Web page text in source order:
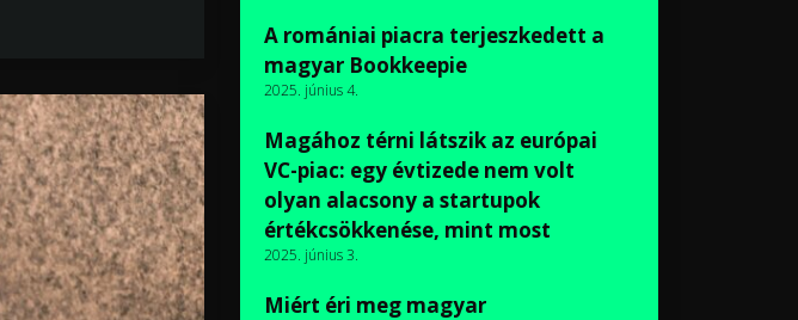
A romániai piacra terjeszkedett a
magyar Bookkeepie
2025. június 4.
Magához térni látszik az európai
VC-piac: egy évtizede nem volt
olyan alacsony a startupok
értékcsökkenése, mint most
2025. június 3.
Miért éri meg magyar